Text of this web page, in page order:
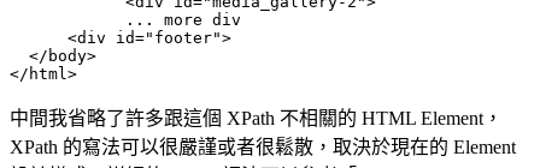
</html>
中間我省略了許多跟這個 XPath 不相關的 HTML Element，
XPath 的寫法可以很嚴謹或者很鬆散，取決於現在的 Element